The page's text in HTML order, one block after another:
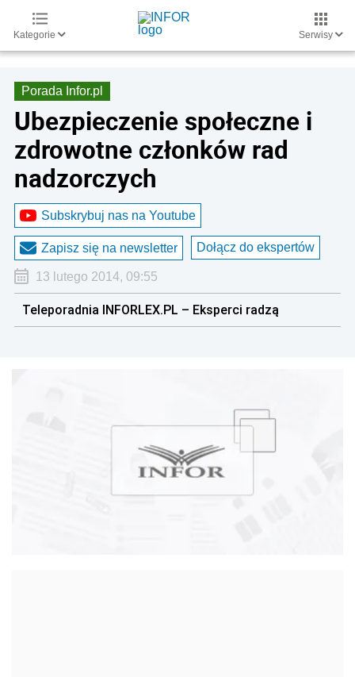
Kategorie Serwisy
Porada Infor.pl
Ubezpieczenie społeczne i
zdrowotne członków rad
nadzorczych
Subskrybuj nas na Youtube
Zapisz się na newsletter Dołącz do ekspertów
13 lutego 2014, 09:55
Teleporadnia INFORLEX.PL – Eksperci radzą